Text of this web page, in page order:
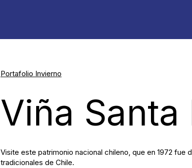
Portafolio Invierno
Viña Santa
Visite este patrimonio nacional chileno, que en 1972
tradicionales de Chile.